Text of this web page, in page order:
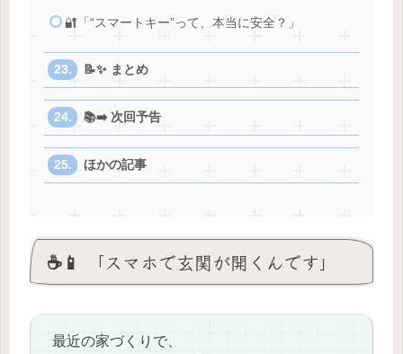
🔐「“スマートキー”って、本当に安全？」
📝✨ まとめ
📚➡️ 次回予告
ほかの記事
☕️📱 「スマホで玄関が開くんです」
最近の家づくりで、